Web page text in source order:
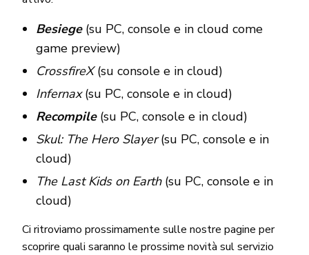
Besiege (su PC, console e in cloud come
game preview)
CrossfireX(su console e in cloud)
Infernax(su PC, console e in cloud)
Recompile (su PC, console e in cloud)
Skul: The Hero Slayer(su PC, console e in
cloud)
The Last Kids on Earth (su PC, console e in
cloud)
Ci ritroviamo prossimamente sulle nostre pagine per
scoprire quali saranno le prossime novità sul servizio